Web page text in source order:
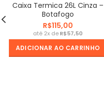
Caixa Termica 26L Cinza –
Botafogo
R$
R$
ADICIONAR AO CARRINHO